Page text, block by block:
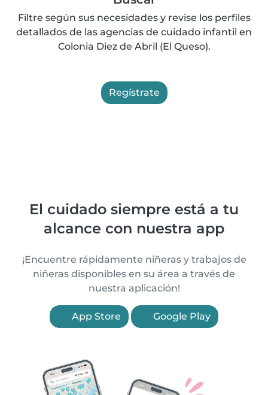
Filtre según sus necesidades y revise los perfiles
detallados de las agencias de cuidado infantil en
Colonia Diez de Abril (El Queso).
Regístrate
El cuidado siempre está a tu
alcance con nuestra app
¡Encuentre rápidamente niñeras y trabajos de
niñeras disponibles en su área a través de
nuestra aplicación!
App Store Google Play